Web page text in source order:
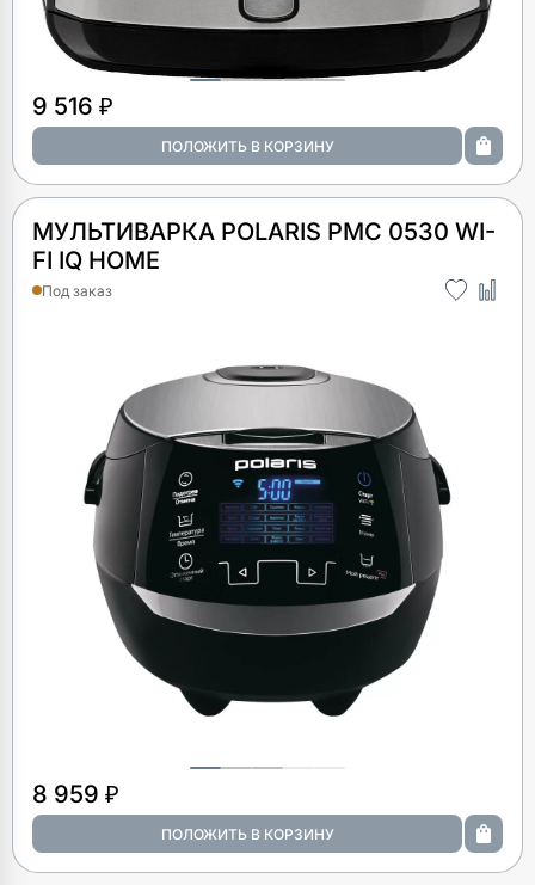
9 516 ₽
МУЛЬТИВАРКА POLARIS PMC 0530 WI-
FI IQ HOME
Под заказ
8 959 ₽